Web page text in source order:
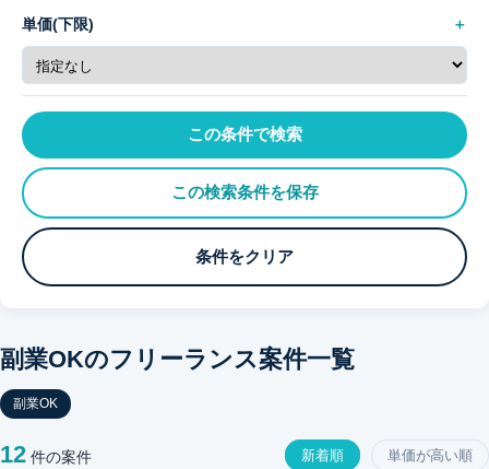
単価(下限)
この条件で検索
この検索条件を保存
条件をクリア
副業OKのフリーランス案件一覧
副業OK
12 件の案件 新着順 単価が高い順